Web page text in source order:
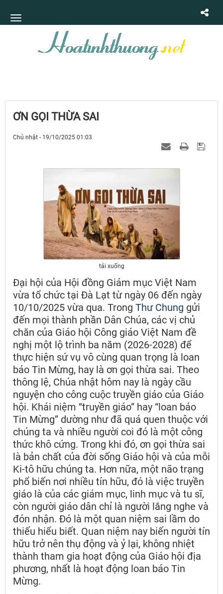
ƠN GỌI THỪA SAI
Chủ nhật - 19/10/2025 01:03
tải xuống
Đại hội của Hội đồng Giám mục Việt Nam
vừa tổ chức tại Đà Lạt từ ngày 06 đến ngày
10/10/2025 vừa qua. Trong Thư Chung gửi
đến mọi thành phần Dân Chúa, các vị chủ
chăn của Giáo hội Công giáo Việt Nam đề
nghị một lộ trình ba năm (2026-2028) để
thực hiện sứ vụ vô cùng quan trọng là loan
báo Tin Mừng, hay là ơn gọi thừa sai. Theo
thông lệ, Chúa nhật hôm nay là ngày cầu
nguyện cho công cuộc truyền giáo của Giáo
hội. Khái niệm “truyền giáo” hay “loan báo
Tin Mừng” dường như đã quá quen thuộc với
chúng ta và nhiều người coi đó là một công
thức khô cứng. Trong khi đó, ơn gọi thừa sai
là bản chất của đời sống Giáo hội và của mỗi
Ki-tô hữu chúng ta. Hơn nữa, một não trạng
phổ biến nơi nhiều tín hữu, đó là việc truyền
giáo là của các giám mục, linh mục và tu sĩ,
còn người giáo dân chỉ là người lắng nghe và
đón nhận. Đó là một quan niệm sai lầm do
thiếu hiểu biết. Quan niệm nay biến người tín
hữu trở nên thụ động và ỷ lại, không nhiệt
thành tham gia hoạt động của Giáo hội địa
phương, nhất là hoạt động loan báo Tin
Mừng.